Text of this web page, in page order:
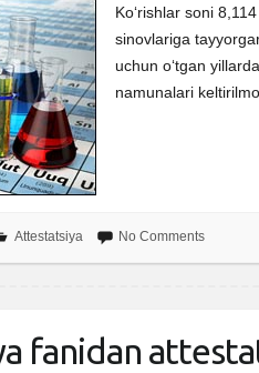
Ko‘rishlar soni
sinovlariga
uchun o‘tgan
namunalari
Attestatsiya No Comments
fanidan